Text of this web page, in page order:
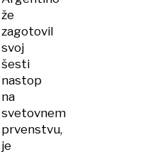
že
zagotovil
svoj
šesti
nastop
na
svetovnem
prvenstvu,
je